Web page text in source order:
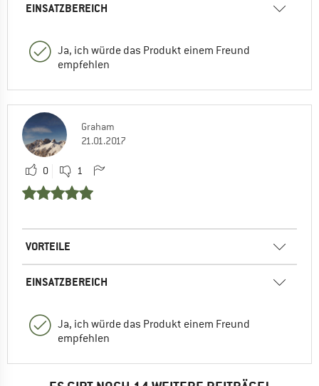
EINSATZBEREICH
Ja, ich würde das Produkt einem Freund
empfehlen
Graham
21.01.2017
0 1
VORTEILE
EINSATZBEREICH
Ja, ich würde das Produkt einem Freund
empfehlen